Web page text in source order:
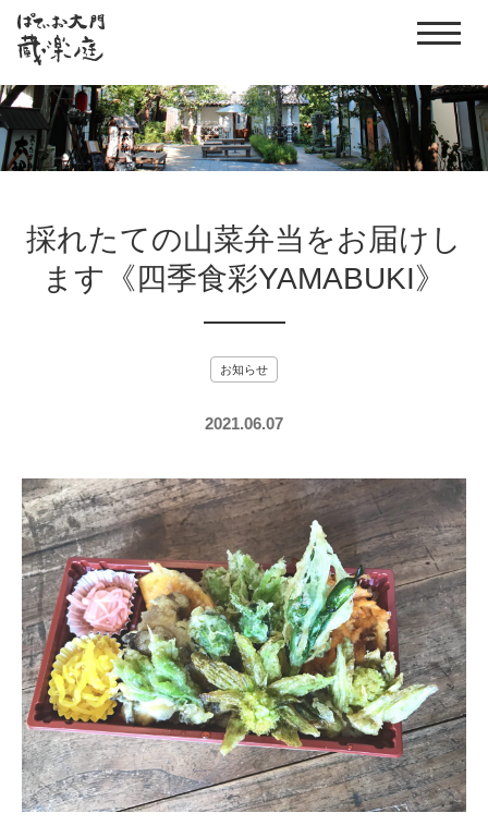
採れたての山菜弁当をお届けし
ます《四季食彩YAMABUKI》
お知らせ
2021.06.07